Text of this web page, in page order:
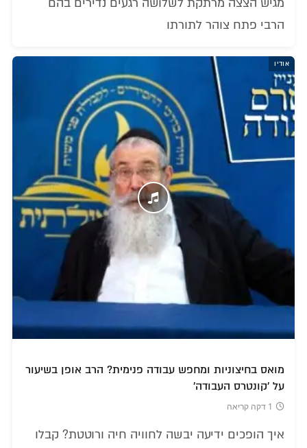
מגיש הצצה מרתקת לשלושה רגעים נדירים בהם
הרבי פתח צוהר לתורתו
אודיו
מואס בחיצוניות ומחפש עבודה פנימית? הרב אופן בשיעור
על 'קונטרס העבודה'
1 דקה קריאה
איך הופכים ידיעה יבשה לחוויה חיה ורוטטת? קבלו